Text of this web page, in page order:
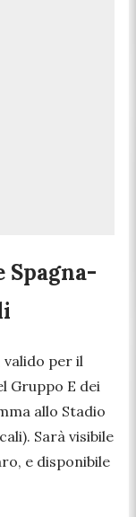
Spagna-
valido per il
Gruppo E dei
allo Stadio
Sarà visibile
e disponibile